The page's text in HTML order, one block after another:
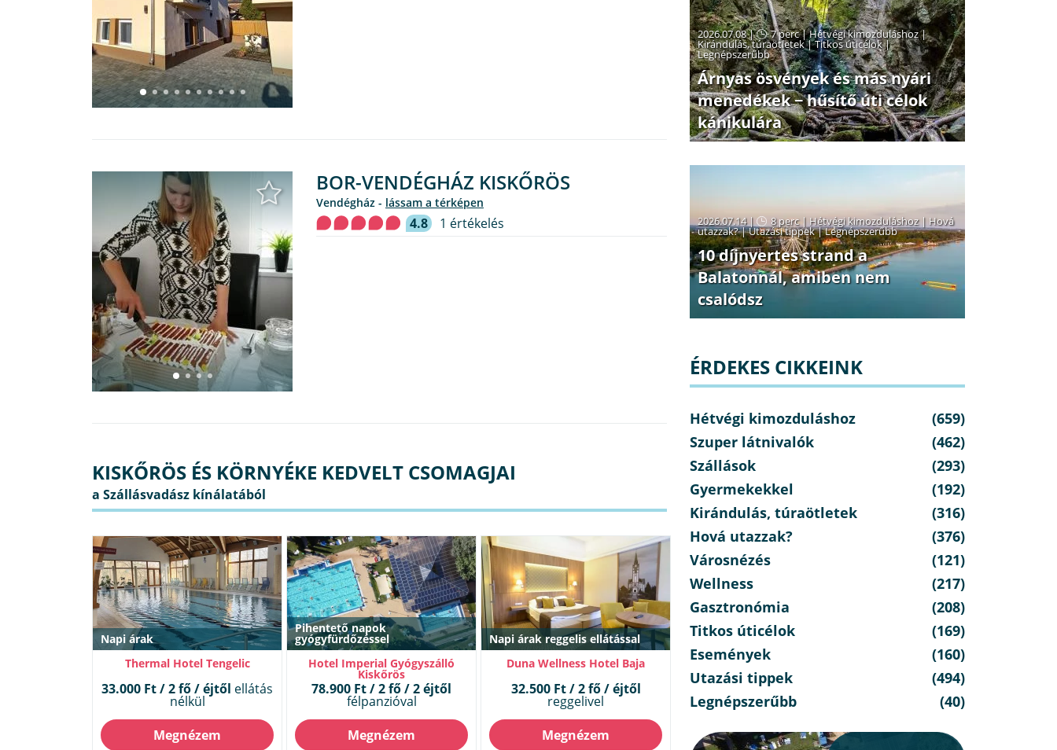
BOR-VENDÉGHÁZ KISKŐRÖS
Vendégház - lássam a térképen
4.8 1 értékelés
KISKŐRÖS ÉS KÖRNYÉKE KEDVELT CSOMAGJAI
Napi árak
Thermal Hotel Tengelic
33.000 Ft / 2 fő / éjtől ellátás
nélkül
Megnézem
Pihentető napok
gyógyfürdőzéssel
Hotel Imperial Gyógyszálló
Kiskőrös
78.900 Ft / 2 fő / 2 éjtől
félpanzióval
Megnézem
Napi árak reggelis ellátással
Duna Wellness Hotel Baja
32.500 Ft / 2 fő / éjtől
reggelivel
Megnézem
2026.07.08 | 7 perc|Hétvégi kimozduláshoz|
Kirándulás, túraötletek|Titkos úticélok|
Legnépszerűbb
Árnyas ösvények és más nyári
menedékek − hűsítő úti célok
kánikulára
2026.07.14 | 8 perc| Hétvégi kimozduláshoz| Hová
utazzak?|Utazási tippek|Legnépszerűbb
10 díjnyertes strand a
Balatonnál, amiben nem
csalódsz
ÉRDEKES CIKKEINK
Hétvégi kimozduláshoz
(659)
Szuper látnivalók
(462)
Szállások
(293)
Gyermekekkel
(192)
Kirándulás, túraötletek
(316)
Hová utazzak?
(376)
Városnézés
(121)
Wellness
(217)
Gasztronómia
(208)
Titkos úticélok
(169)
Események
(160)
Utazási tippek
(494)
Legnépszerűbb
(40)